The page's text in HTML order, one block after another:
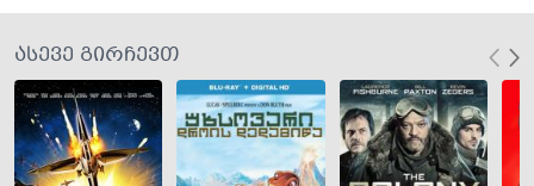
ასევე გირჩევთ